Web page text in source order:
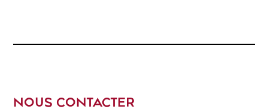
NOUS CONTACTER